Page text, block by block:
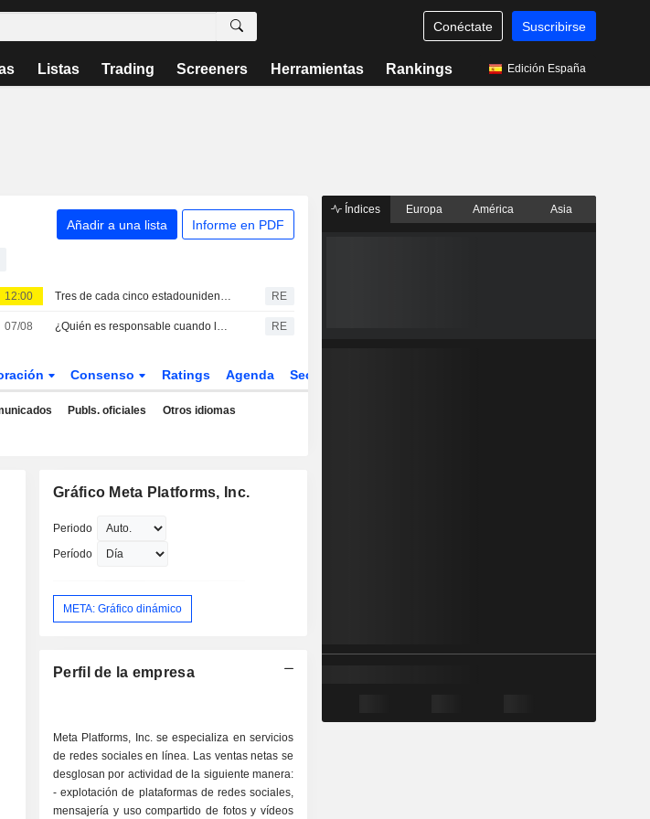
Conéctate Suscribirse
Listas Trading Screeners Herramientas Rankings Edición España
Añadir a una lista Informe en PDF
12:00 Tres de cada cinco estadounidenses a favor de una mayor supervisión de las redes sociales, según una encuesta de Reuters/Ipsos RE
07/08 ¿Quién es responsable cuando la IA se descontrola? Los abogados advierten de nuevos riesgos RE
Consenso Ratings Agenda Sector
Publs. oficiales Otros idiomas
Gráfico Meta Platforms, Inc.
Periodo
Período
META: Gráfico dinámico
Perfil de la empresa
Meta Platforms, Inc. se especializa en servicios
de redes sociales en línea. Las ventas netas se
desglosan por actividad de la siguiente manera:
- explotación de plataformas de redes sociales,
mensajería y uso compartido de fotos y vídeos
Índices Europa América Asia